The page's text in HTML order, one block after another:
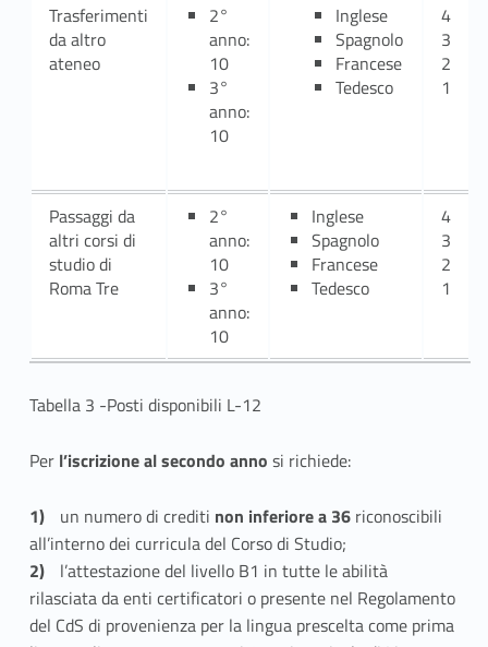
Trasferimenti
da altro
ateneo
2°
anno:
10
3°
anno:
10
Inglese
Spagnolo
Francese
Tedesco
4
3
2
1
Passaggi da
altri corsi di
studio di
Roma Tre
2°
anno:
10
3°
anno:
10
Inglese
Spagnolo
Francese
Tedesco
4
3
2
1
Tabella 3 -Posti disponibili L-12
Per l’iscrizione al secondo anno si richiede:
un numero di crediti non inferiore a 36riconoscibili
all’interno dei curricula del Corso di Studio;
l’attestazione del livello B1 in tutte le abilità
rilasciata da enti certificatori o presente nel Regolamento
del CdS di provenienza per la lingua prescelta come prima